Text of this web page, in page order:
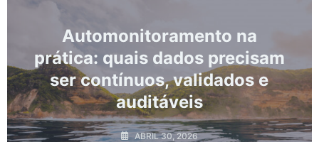
na
quais dados precisam
contínuos, validados e
auditáveis
ABRIL 30, 2026